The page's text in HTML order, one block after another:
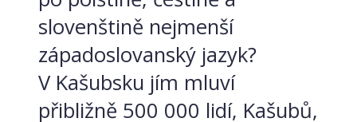
slovenštině nejmenší
západoslovanský jazyk?
V Kašubsku jím mluví
přibližně 500 000 lidí, Kašubů,